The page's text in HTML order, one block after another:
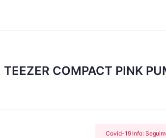
TEEZER COMPACT PINK
Covid-19 Info: